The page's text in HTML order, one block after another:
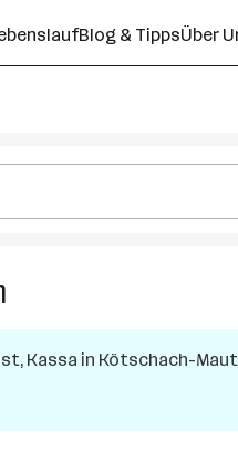
Blog & TippsÜber
in Kassa in Kötschach-